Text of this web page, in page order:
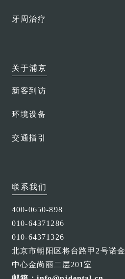
牙周治疗
关于浦京
新客到访
环境设备
交通指引
联系我们
400-0650-898
010-64371286
010-64371326
北京市朝阳区将台路甲2号诺金
中心金尚丽二层201室